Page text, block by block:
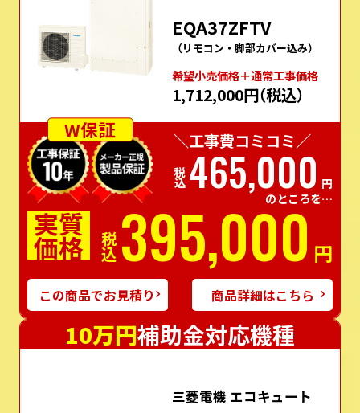
EQA37ZFTV
（リモコン・脚部カバー込み）
希望⼩売価格＋通常⼯事価格
1,712,000円（税込）
W保証
＼工事費コミコミ／
税込465,000 円
のところを…
実質
価格 税込395,000 円
この商品でお見積り 商品詳細はこちら
10万円補助金対応機種
三菱電機 エコキュート